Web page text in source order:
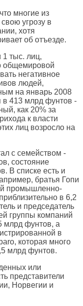
многие из
угрозу в
хотя
об отъезде.
1 тыс. лиц,
общемировой
негативное
людей,
на январь 2008
в 413 млрд фунтов -
как 20% за
к власти
лиц возросло на
с семейством -
состояние
В списке есть и
братья Гопи
промышленно-
в 6,2
и председатель
группы компаний
млрд фунтов, а
в
которая много
млрд фунтов.
или
представители
Норвегии и